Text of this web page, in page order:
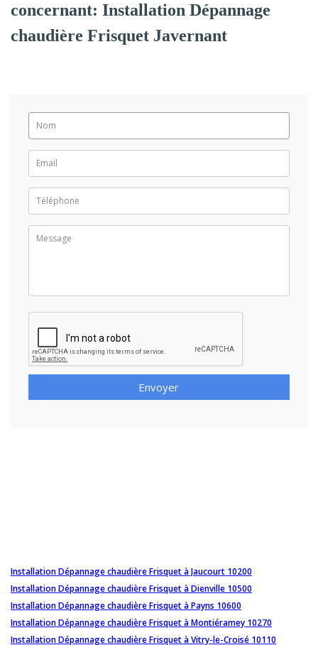
concernant: Installation Dépannage
chaudière Frisquet Javernant
Envoyer
Installation Dépannage chaudière Frisquet à Jaucourt 10200
Installation Dépannage chaudière Frisquet à Dienville 10500
Installation Dépannage chaudière Frisquet à Payns 10600
Installation Dépannage chaudière Frisquet à Montiéramey 10270
Installation Dépannage chaudière Frisquet à Vitry-le-Croisé 10110